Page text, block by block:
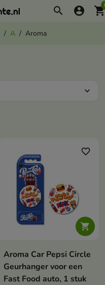
search account_circle
A Aroma
expand_more

favorite_border
Aroma Car Pepsi Circle
Geurhanger voor een
Fast Food auto, 1 stuk